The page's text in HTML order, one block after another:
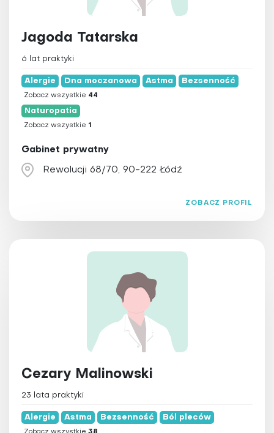
Jagoda Tatarska
6 lat praktyki
Alergie Dna moczanowa Astma Bezsenność
Zobacz wszystkie 44
Naturopatia
Zobacz wszystkie 1
Gabinet prywatny
Rewolucji 68/70, 90-222 Łódź
ZOBACZ PROFIL
Cezary Malinowski
23 lata praktyki
Alergie Astma Bezsenność Ból pleców